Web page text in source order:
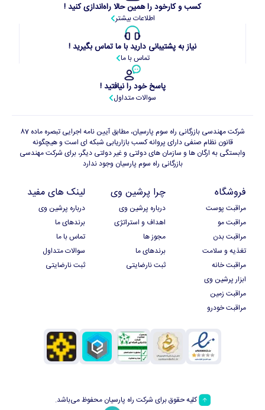
کسب و کارخود را همین حالا راه‌اندازی کنید !
اطلاعات بیشتر
نیاز به پشتیبانی دارید با ما تماس بگیرید !
تماس با ما
پاسخ خود را نیافتید !
سوالات متداول
شرکت مهندسی بازرگانی راه سوم پارسیان، مطابق آیین نامه اجرایی تبصره ماده 87
قانون نظام صنفی دارای پروانه کسب بازاریابی شبکه ای است و هیچگونه
وابستگی به ارگان ها و سازمان های دولتی و غیر دولتی دیگر، برای شرکت مهندسی
بازرگانی راه سوم پارسیان وجود ندارد
فروشگاه
مراقبت پوست
مراقبت مو
مراقبت بدن
تغذیه و سلامت
مراقبت خانه
ابزار پرشین وی
مراقبت زمین
مراقبت خودرو
چرا پرشین وی
درباره پرشین وی
اهداف و استراتژی
مجوز ها
برندهای ما
ثبت نارضایتی
لینک های مفید
درباره پرشین وی
برندهای ما
تماس با ما
سوالات متداول
ثبت نارضایتی
کلیه حقوق برای شرکت راه پارسیان محفوظ می‌باشد.